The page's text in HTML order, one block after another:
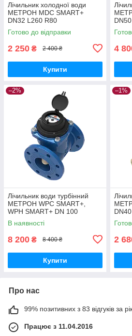
Лічильник холодної води
МЕТРОН MDC SMART+
DN32 L260 R80
Готово до відправки
2 250 ₴ 2 400 ₴
Купити
4
–2%
Лічильник води турбінний
МЕТРОН WPC SMART+,
WPH SMART+ DN 100
В наявності
8 200 ₴ 8 400 ₴
Купити
–1%
2
Про нас
99% позитивних з 83 відгуків за
Працює з 11.04.2016